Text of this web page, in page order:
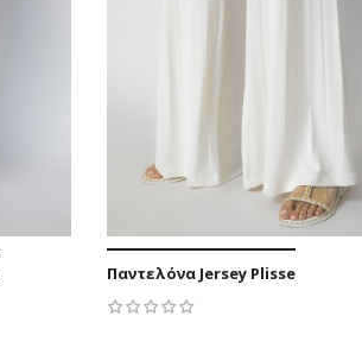
Παντελόνα Jersey Plisse